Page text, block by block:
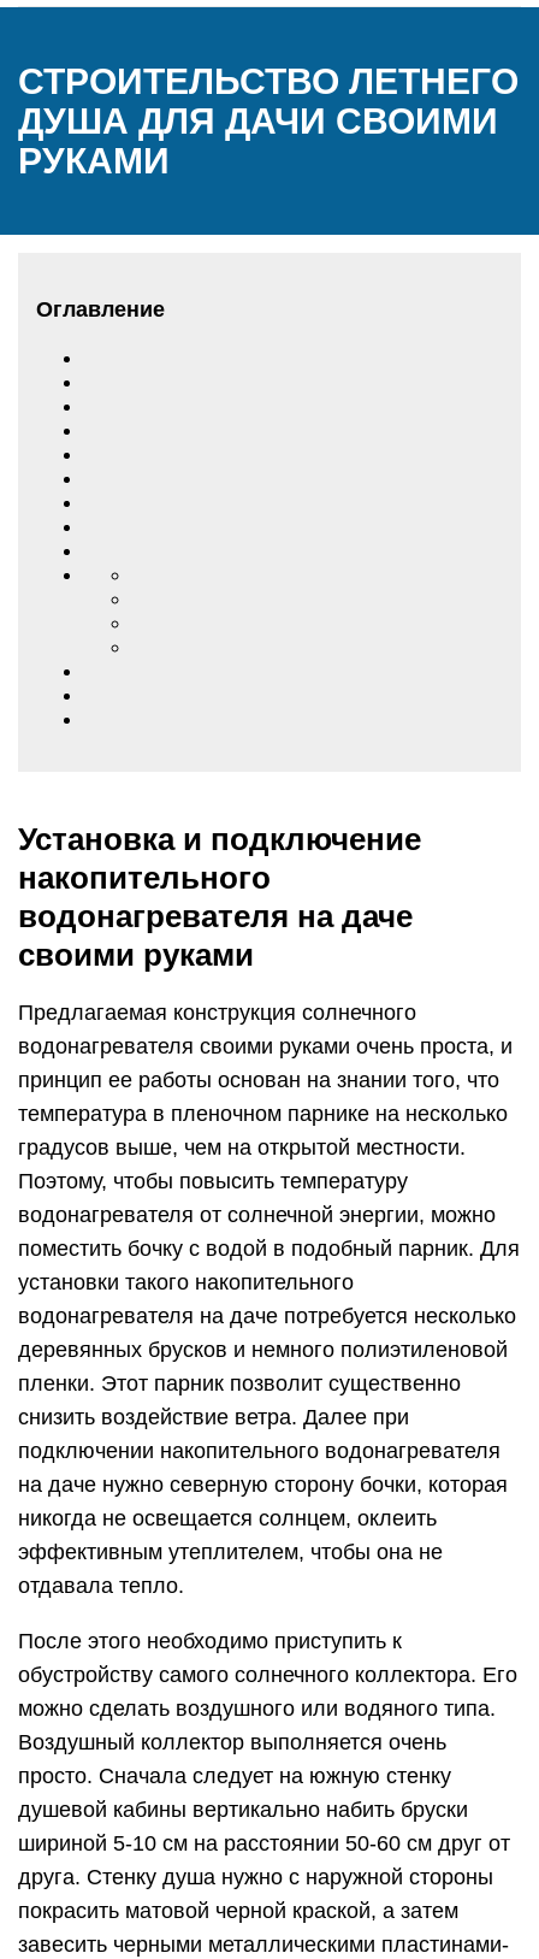
СТРОИТЕЛЬСТВО ЛЕТНЕГО
ДУША ДЛЯ ДАЧИ СВОИМИ
РУКАМИ
Оглавление
Установка и подключение
накопительного
водонагревателя на даче
своими руками
Предлагаемая конструкция солнечного
водонагревателя своими руками очень проста, и
принцип ее работы основан на знании того, что
температура в пленочном парнике на несколько
градусов выше, чем на открытой местности.
Поэтому, чтобы повысить температуру
водонагревателя от солнечной энергии, можно
поместить бочку с водой в подобный парник. Для
установки такого накопительного
водонагревателя на даче потребуется несколько
деревянных брусков и немного полиэтиленовой
пленки. Этот парник позволит существенно
снизить воздействие ветра. Далее при
подключении накопительного водонагревателя
на даче нужно северную сторону бочки, которая
никогда не освещается солнцем, оклеить
эффективным утеплителем, чтобы она не
отдавала тепло.
После этого необходимо приступить к
обустройству самого солнечного коллектора. Его
можно сделать воздушного или водяного типа.
Воздушный коллектор выполняется очень
просто. Сначала следует на южную стенку
душевой кабины вертикально набить бруски
шириной 5-10 см на расстоянии 50-60 см друг от
друга. Стенку душа нужно с наружной стороны
покрасить матовой черной краской, а затем
завесить черными металлическими пластинами-